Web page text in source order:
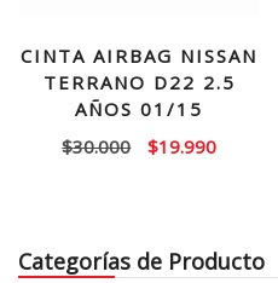
CINTA AIRBAG NISSAN
TERRANO D22 2.5
AÑOS 01/15
$30.000
El
$30.000.
$19.990El
$19.990.
Categorías de Producto